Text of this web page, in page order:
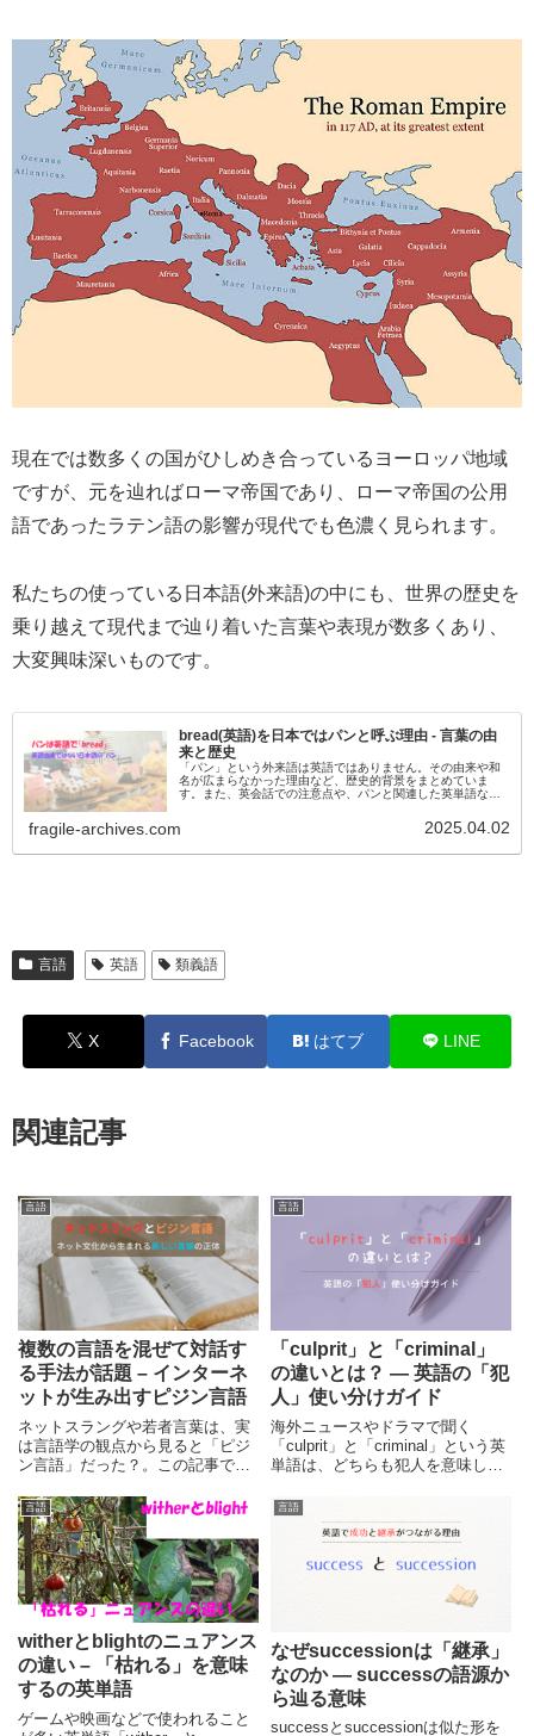
現在では数多くの国がひしめき合っているヨーロッパ地域
ですが、元を辿ればローマ帝国であり、ローマ帝国の公用
語であったラテン語の影響が現代でも色濃く見られます。
私たちの使っている日本語(外来語)の中にも、世界の歴史を
乗り越えて現代まで辿り着いた言葉や表現が数多くあり、
大変興味深いものです。
bread(英語)を日本ではパンと呼ぶ理由 - 言葉の由
来と歴史
「パン」という外来語は英語ではありません。その由来や和
名が広まらなかった理由など、歴史的背景をまとめていま
す。また、英会話での注意点や、パンと関連した英単語など
fragile-archives.com 2025.04.02
言語 英語 類義語
X Facebook はてブ LINE
関連記事
言語
複数の言語を混ぜて対話す
る手法が話題 – インターネ
ットが生み出すピジン言語
ネットスラングや若者言葉は、実
は言語学の観点から見ると「ピジ
ン言語」だった？。この記事で
トミームやSNSで生まれる言葉の
不思議な成り立ちを解説します。
言語
「culprit」と「criminal」
の違いとは？ ― 英語の「犯
人」使い分けガイド
海外ニュースやドラマで聞く
「culprit」と「criminal」という英
単語は、どちらも犯人を意味しま
本記事では、それぞれの単語の、
法律的・日常的な使い分けをわか
りやすく紹介します。
言語
witherとblightのニュアンス
の違い – 「枯れる」を意味
するの英単語
ゲームや映画などで使われること
言語
なぜsuccessionは「継承」
なのか ― successの語源か
ら辿る意味
successとsuccessionは似た形を